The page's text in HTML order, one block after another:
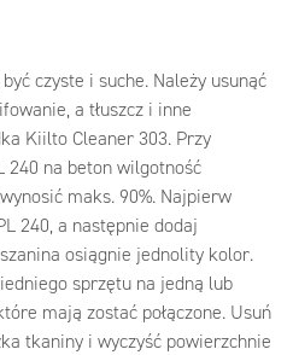
czyste i suche. Należy usunąć
a tłuszcz i inne
Kiilto Cleaner 303. Przy
240 na beton wilgotność
maks. 90%. Najpierw
240, a następnie dodaj
osiągnie jednolity kolor.
sprzętu na jedną lub
mają zostać połączone. Usuń
tkaniny i wyczyść powierzchnie